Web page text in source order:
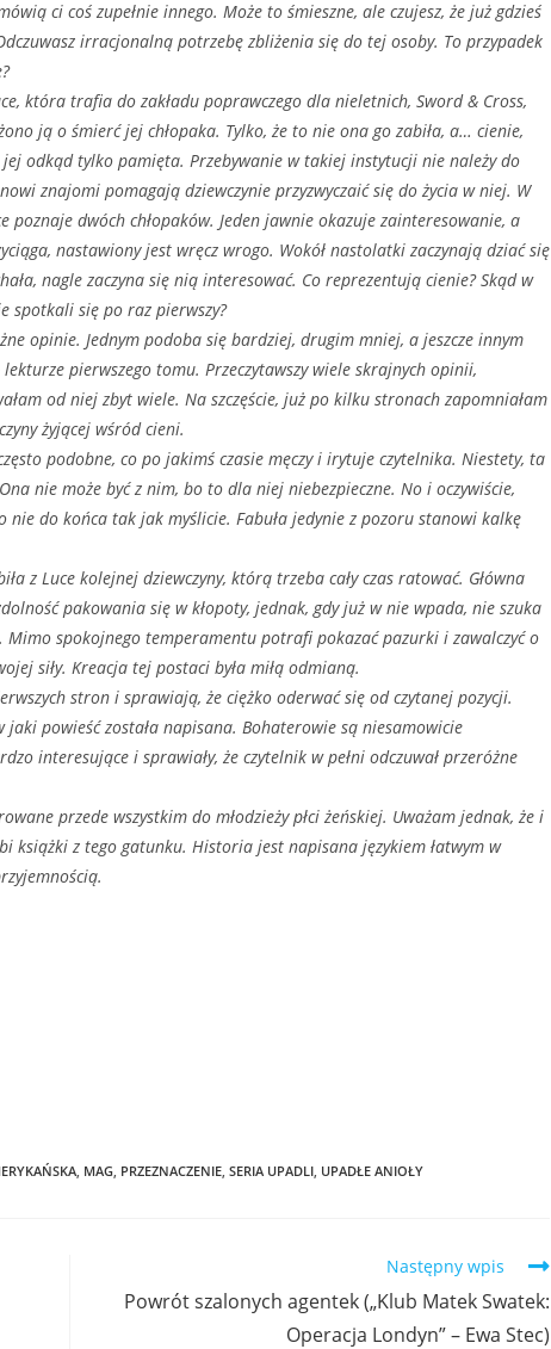
ci coś zupełnie innego. Może to śmieszne, ale czujesz, że już gdzieś
irracjonalną potrzebę zbliżenia się do tej osoby. To przypadek
która trafia do zakładu poprawczego dla nieletnich, Sword & Cross,
ją o śmierć jej chłopaka. Tylko, że to nie ona go zabiła, a… cienie,
odkąd tylko pamięta. Przebywanie w takiej instytucji nie należy do
znajomi pomagają dziewczynie przyzwyczaić się do życia w niej. W
poznaje dwóch chłopaków. Jeden jawnie okazuje zainteresowanie, a
nastawiony jest wręcz wrogo. Wokół nastolatki zaczynają dziać się
nagle zaczyna się nią interesować. Co reprezentują cienie? Skąd w
spotkali się po raz pierwszy?
opinie. Jednym podoba się bardziej, drugim mniej, a jeszcze innym
pierwszego tomu. Przeczytawszy wiele skrajnych opinii,
od niej zbyt wiele. Na szczęście, już po kilku stronach zapomniałam
żyjącej wśród cieni.
podobne, co po jakimś czasie męczy i irytuje czytelnika. Niestety, ta
nie może być z nim, bo to dla niej niebezpieczne. No i oczywiście,
nie do końca tak jak myślicie. Fabuła jedynie z pozoru stanowi kalkę
z Luce kolejnej dziewczyny, którą trzeba cały czas ratować. Główna
pakowania się w kłopoty, jednak, gdy już w nie wpada, nie szuka
spokojnego temperamentu potrafi pokazać pazurki i zawalczyć o
siły. Kreacja tej postaci była miłą odmianą.
stron i sprawiają, że ciężko oderwać się od czytanej pozycji.
powieść została napisana. Bohaterowie są niesamowicie
interesujące i sprawiały, że czytelnik w pełni odczuwał przeróżne
przede wszystkim do młodzieży płci żeńskiej. Uważam jednak, że i
książki z tego gatunku. Historia jest napisana językiem łatwym w
, MAG, PRZEZNACZENIE, SERIA UPADLI, UPADŁE ANIOŁY
Następny wpis
Powrót szalonych agentek („Klub Matek Swatek:
Operacja Londyn” – Ewa Stec)